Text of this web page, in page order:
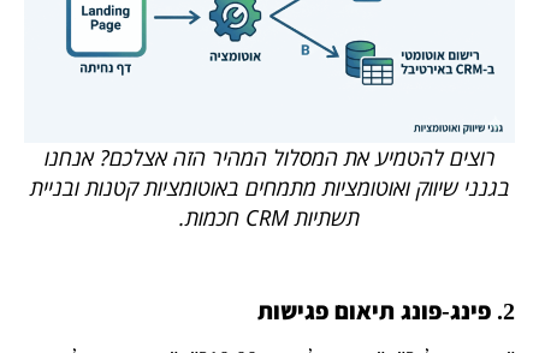
רוצים להטמיע את המסלול המהיר הזה אצלכם? אנחנו
בגנני שיווק ואוטומציות מתמחים באוטומציות קטנות ובניית
תשתיות CRM חכמות.
2. פינג-פונג תיאום פגישות